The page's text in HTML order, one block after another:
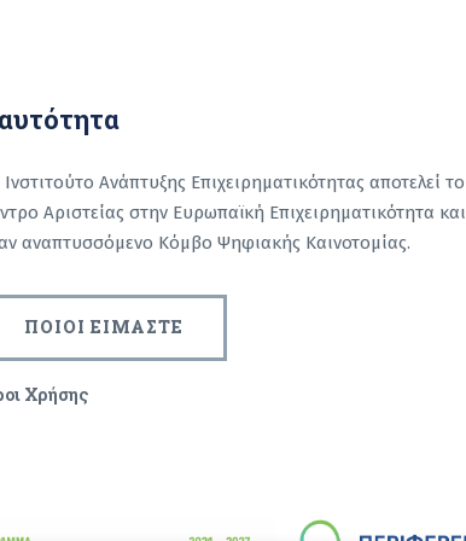
Ανάπτυξης Επιχειρηματικότητας αποτελεί το
Αριστείας στην Ευρωπαϊκή Επιχειρηματικότητα και
αναπτυσσόμενο Κόμβο Ψηφιακής Καινοτομίας.
ΠΟΙΟΙ ΕΙΜΑΣΤΕ
Χρήσης